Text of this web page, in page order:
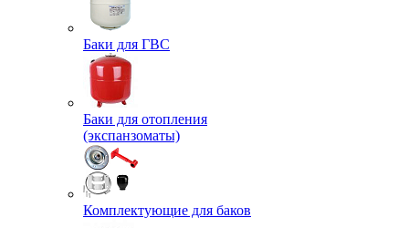
Баки для ГВС
Баки для отопления
(экспанзоматы)
Комплектующие для баков